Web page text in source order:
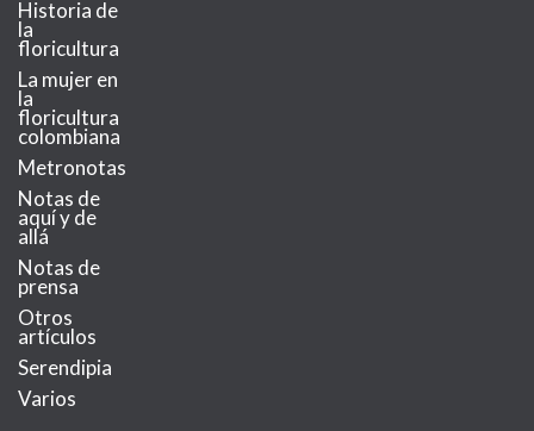
Historia de
la
floricultura
La mujer en
la
floricultura
colombiana
Metronotas
Notas de
aquí y de
allá
Notas de
prensa
Otros
artículos
Serendipia
Varios